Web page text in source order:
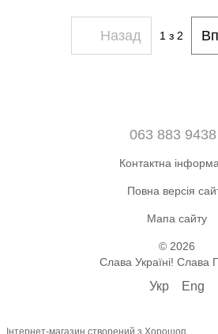
Назад 1з 2
063 883 9438
Контактна
Повна версія
Мапа сайту
© 2026
Слава Україні! Слава
Укр Eng